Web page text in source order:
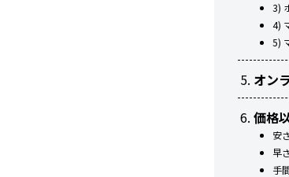
3)
4)
5)
オン
価格
安
早
手